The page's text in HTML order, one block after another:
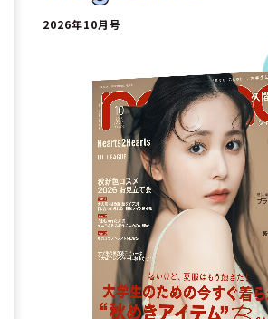
2026年10月号